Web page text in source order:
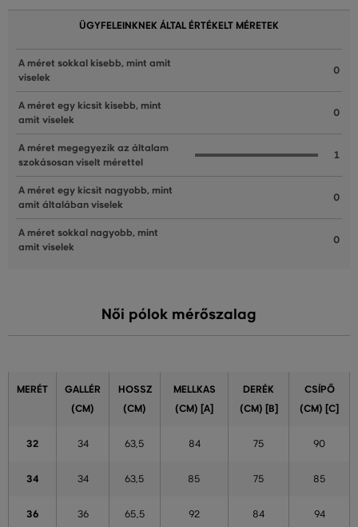
ÜGYFELEINKNEK ÁLTAL ÉRTÉKELT MÉRETEK
A méret sokkal kisebb, mint amit
viselek
0
A méret egy kicsit kisebb, mint
amit viselek
0
A méret megegyezik az általam
szokásosan viselt mérettel
1
A méret egy kicsit nagyobb, mint
amit általában viselek
0
A méret sokkal nagyobb, mint
amit viselek
0
Női pólok mérőszalag
MERÉT
GALLÉR
(CM)
HOSSZ
(CM)
MELLKAS
(CM) [A]
DERÉK
(CM) [B]
CSÍPŐ
(CM) [C]
32 34 63,5 84 75 90
34 34 63,5 85 75 85
36 36 65,5 92 84 94